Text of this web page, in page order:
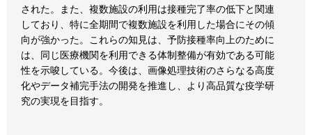
された。また、複数施設の利用は接種完了率の低下と関連
しており、特に全期間で複数施設を利用した場合にその傾
向が強かった。これらの知見は、予防接種率向上のために
は、同じ医療機関を利用できる体制整備が有効である可能
性を示唆している。今後は、画像処理技術のさらなる高度
化やデータ補完手法の開発を推進し、より高品質な疫学研
究の実現を目指す。